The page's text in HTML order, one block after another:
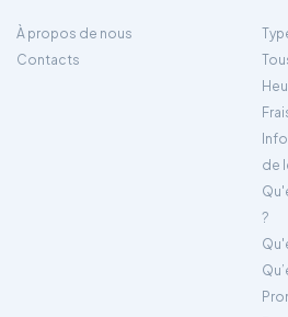
À propos de nous
Contacts
de
?